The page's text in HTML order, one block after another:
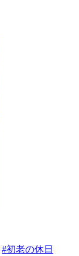
#初老の休日